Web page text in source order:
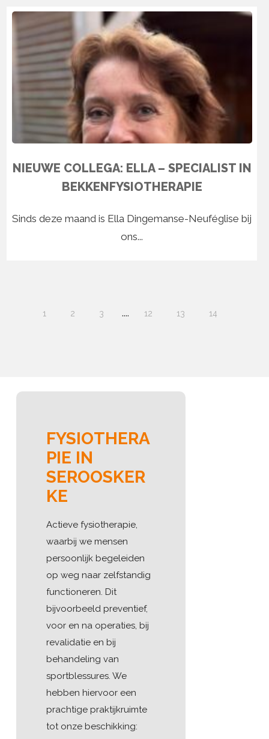
NIEUWE COLLEGA: ELLA – SPECIALIST IN
BEKKENFYSIOTHERAPIE
Sinds deze maand is Ella Dingemanse-Neuféglise bij
ons...
1 2 3 .... 12 13 14
FYSIOTHERA
PIE IN
SEROOSKER
KE
Actieve fysiotherapie,
waarbij we mensen
persoonlijk begeleiden
op weg naar zelfstandig
functioneren. Dit
bijvoorbeeld preventief,
voor en na operaties, bij
revalidatie en bij
behandeling van
sportblessures. We
hebben hiervoor een
prachtige praktijkruimte
tot onze beschikking: